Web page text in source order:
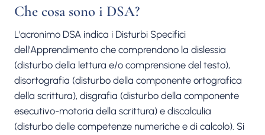
Che cosa sono i DSA?
L'acronimo DSA indica i Disturbi Specifici
dell'Apprendimento che comprendono la dislessia
(disturbo della lettura e/o comprensione del testo),
disortografia (disturbo della componente ortografica
della scrittura), disgrafia (disturbo della componente
esecutivo-motoria della scrittura) e discalculia
(disturbo delle competenze numeriche e di calcolo). Si